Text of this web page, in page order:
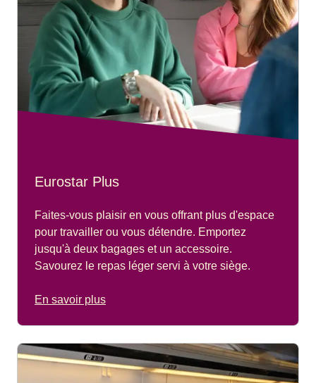
Eurostar Plus
Faites-vous plaisir en vous offrant plus d'espace
pour travailler ou vous détendre. Emportez
jusqu'à deux bagages et un accessoire.
Savourez le repas léger servi à votre siège.
En savoir plus